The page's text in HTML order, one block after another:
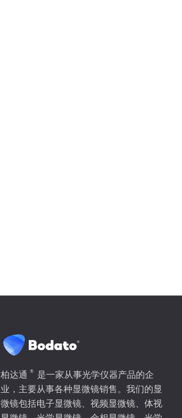
柏达通 ®
是一家从事光学仪器产品的企
业，主要从事各种显微镜销售。我们的显
微镜包括电子显微镜、视频显微镜、体视